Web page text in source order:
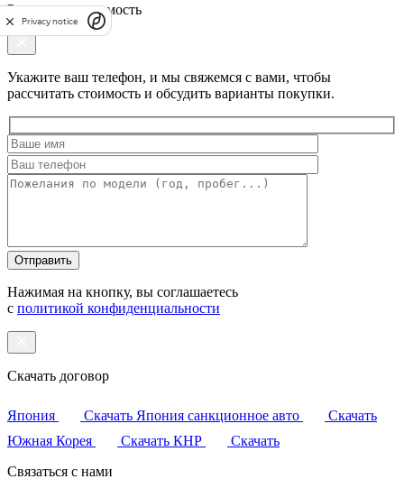
Рассчитать стоимость
Укажите ваш телефон, и мы свяжемся с вами, чтобы
рассчитать стоимость и обсудить варианты покупки.
Оставьте
это
Нажимая на кнопку, вы соглашаетесь
с политикой конфиденциальности
Скачать договор
Япония Скачать Япония санкционное авто
Скачать
Южная Корея
Скачать КНР
Скачать
Связаться с нами
Privacy notice